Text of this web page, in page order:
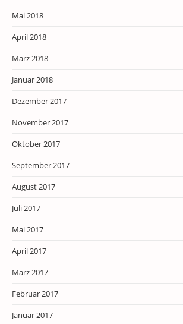
Mai 2018
April 2018
März 2018
Januar 2018
Dezember 2017
November 2017
Oktober 2017
September 2017
August 2017
Juli 2017
Mai 2017
April 2017
März 2017
Februar 2017
Januar 2017